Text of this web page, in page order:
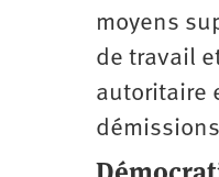
moyens
de travail
autoritaire